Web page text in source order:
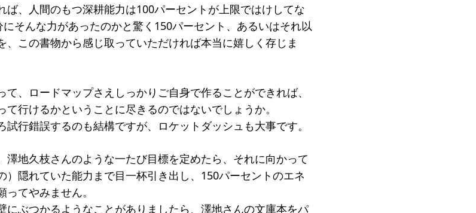
ば、人間のもつ深耕能力は100パーセントが上限ではけしてな
そんな力があったのかと驚く150パーセント、あるいはそれ以
この書物から感じ取っていただければ本当に嬉しく存じま
、ロードマップさえしっかりご自身で作ることができれば、
行けるかということに尽きるのではないでしょうか。
行錯誤するのも結構ですが、ロケットダッシュも大事です。
澤地久枝さんのような一たび目標を定めたら、それに向かって
）隠れていた能力まで目一杯引き出し、150パーセントのエネ
てやみません。
にぶつかるようなことがありましたら、澤地さんの文庫本をパ